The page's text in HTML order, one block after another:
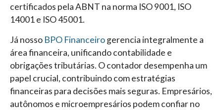
certificados pela ABNT na norma ISO 9001, ISO
14001 e ISO 45001.
Já nosso BPO Financeirogerencia integralmente a
área financeira, unificando contabilidade e
obrigações tributárias. O contador desempenha um
papel crucial, contribuindo com estratégias
financeiras para decisões mais seguras. Empresários,
autônomos e microempresários podem confiar no